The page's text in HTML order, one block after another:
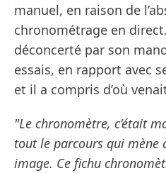
manuel, en raison de
chronométrage en
déconcerté par son
essais, en rapport avec
et il a compris d’où
"Le chronomètre, c’était
tout le parcours qui mène
image. Ce fichu